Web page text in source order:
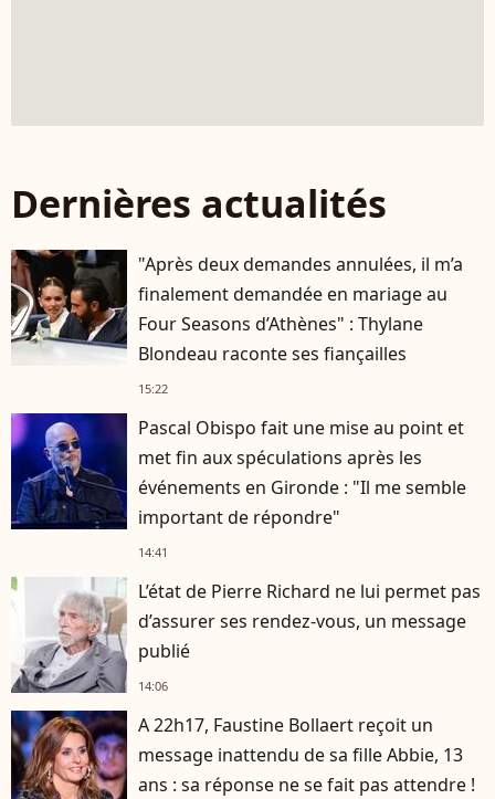
Dernières actualités
"Après deux demandes annulées, il m’a
finalement demandée en mariage au
Four Seasons d’Athènes" : Thylane
Blondeau raconte ses fiançailles
15:22
Pascal Obispo fait une mise au point et
met fin aux spéculations après les
événements en Gironde : "Il me semble
important de répondre"
14:41
L’état de Pierre Richard ne lui permet pas
d’assurer ses rendez-vous, un message
publié
14:06
A 22h17, Faustine Bollaert reçoit un
message inattendu de sa fille Abbie, 13
ans : sa réponse ne se fait pas attendre !